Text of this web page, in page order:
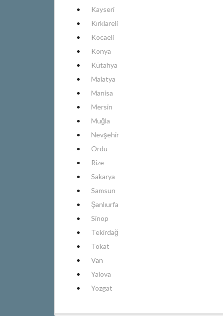
Kayseri
Kırklareli
Kocaeli
Konya
Kütahya
Malatya
Manisa
Mersin
Muğla
Nevşehir
Ordu
Rize
Sakarya
Samsun
Şanlıurfa
Sinop
Tekirdağ
Tokat
Van
Yalova
Yozgat